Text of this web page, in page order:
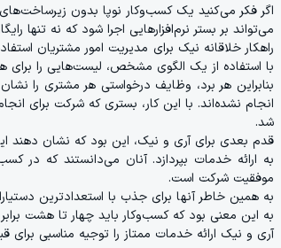
اگر فکر می‌کنید یک کسب‌و‌کار نوپا بدون
می‌تواند بر بستر نرم‌افزارهایی اجرا شود که نه ‌تنها
با استفاده از یک الگوی مشخص، لیست‌هایی را برای
بنابراین هر برد، وظایف درخواستی هر مشتری را
انجام نشده‌اند. با این ‌کار، بستری که شرکت برای
شد.
قدم بعدی برای آری و نیک، این بود که نشان دهند
به ارائه خدمات بپردازد. آنان می‌دانستند که در
موفقیت شرکت است.
به همین خاطر آنها برای جذب با استعدادترین
به ‌این معنی بود که کسب‌و‌کار باید چهار تا هشت
آری و نیک ارائه خدمات ممتاز را توجیه مناسبی